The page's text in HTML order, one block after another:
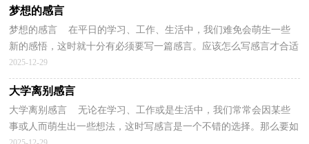
梦想的感言
梦想的感言 在平日的学习、工作、生活中，我们难免会萌生一些
新的感悟，这时就十分有必须要写一篇感言。应该怎么写感言才合适
呢？下面是小编整理的梦想的感言，供大家参考借鉴，希...
2025-12-29
大学离别感言
大学离别感言 无论在学习、工作或是生活中，我们常常会因某些
事或人而萌生出一些想法，这时写感言是一个不错的选择。那么要如